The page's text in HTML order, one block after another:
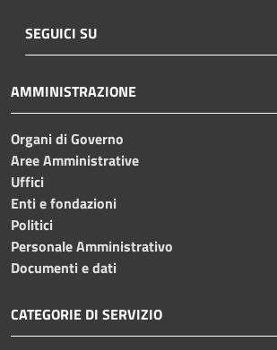
SEGUICI SU
AMMINISTRAZIONE
Organi di Governo
Aree Amministrative
Uffici
Enti e fondazioni
Politici
Personale Amministrativo
Documenti e dati
CATEGORIE DI SERVIZIO